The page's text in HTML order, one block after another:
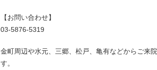
【お問い合わせ】
03-5876-5319
金町周辺や水元、三郷、松戸、亀有などからご来
す。